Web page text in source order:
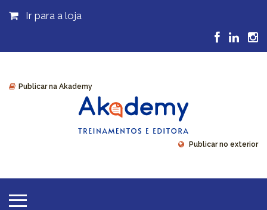
Ir para a loja
Publicar na Akademy
Publicar no exterior